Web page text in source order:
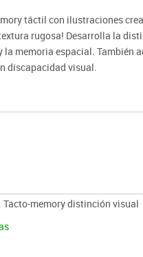
táctil con ilustraciones
rugosa! Desarrolla la
la memoria espacial. También
discapacidad visual.
Tacto-memory distinción visual